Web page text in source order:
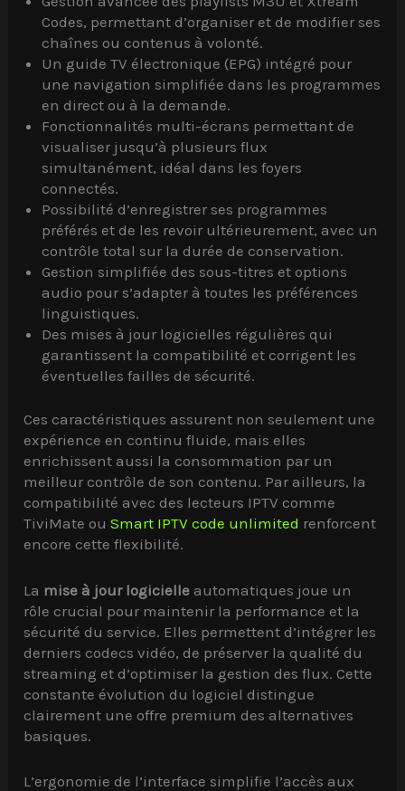
Codes, permettant d’organiser et de modifier ses
chaînes ou contenus à volonté.
Un guide TV électronique (EPG) intégré pour
une navigation simplifiée dans les programmes
en direct ou à la demande.
Fonctionnalités multi-écrans permettant de
visualiser jusqu’à plusieurs flux
simultanément, idéal dans les foyers
connectés.
Possibilité d’enregistrer ses programmes
préférés et de les revoir ultérieurement, avec un
contrôle total sur la durée de conservation.
Gestion simplifiée des sous-titres et options
audio pour s’adapter à toutes les préférences
linguistiques.
Des mises à jour logicielles régulières qui
garantissent la compatibilité et corrigent les
éventuelles failles de sécurité.
Ces caractéristiques assurent non seulement une
expérience en continu fluide, mais elles
enrichissent aussi la consommation par un
meilleur contrôle de son contenu. Par ailleurs, la
compatibilité avec des lecteurs IPTV comme
TiviMate ouSmart IPTV code unlimited renforcent
encore cette flexibilité.
La mise à jour logicielle automatiques joue un
rôle crucial pour maintenir la performance et la
sécurité du service. Elles permettent d’intégrer les
derniers codecs vidéo, de préserver la qualité du
streaming et d’optimiser la gestion des flux. Cette
constante évolution du logiciel distingue
clairement une offre premium des alternatives
basiques.
L’ergonomie de l’interface simplifie l’accès aux